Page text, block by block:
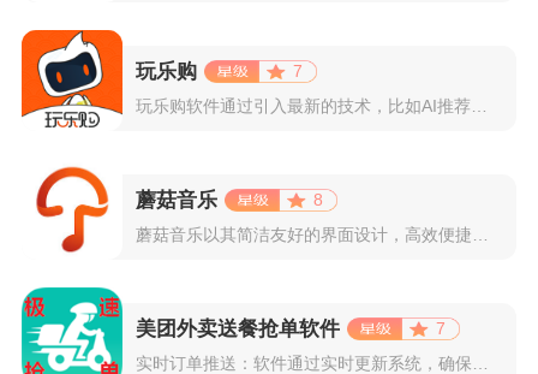
玩乐购
7
玩乐购软件通过引入最新的技术，比如AI推荐算法、AR试穿功能...
蘑菇音乐
8
美团外卖送餐抢单软件
7